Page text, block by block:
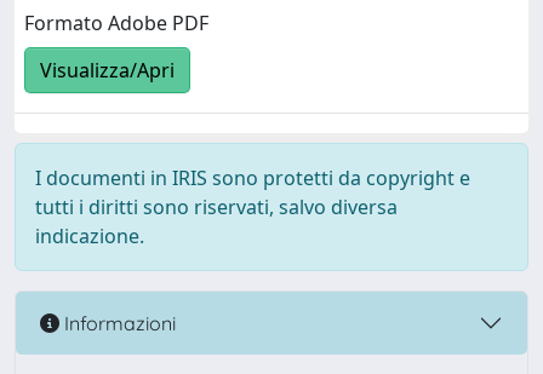
Formato Adobe PDF
Visualizza/Apri
I documenti in IRIS sono protetti da copyright e
tutti i diritti sono riservati, salvo diversa
indicazione.
Informazioni